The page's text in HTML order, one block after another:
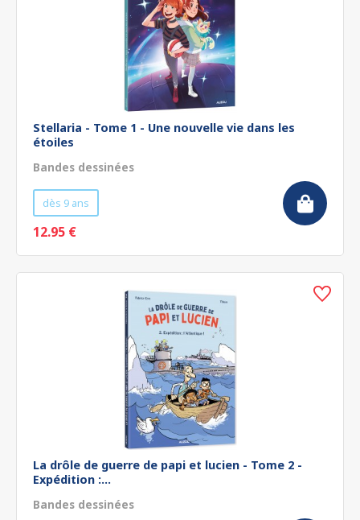
Stellaria - Tome 1 - Une nouvelle vie dans les
étoiles
Bandes dessinées
dès 9 ans
12.95 €
La drôle de guerre de papi et lucien - Tome 2 -
Expédition :...
Bandes dessinées